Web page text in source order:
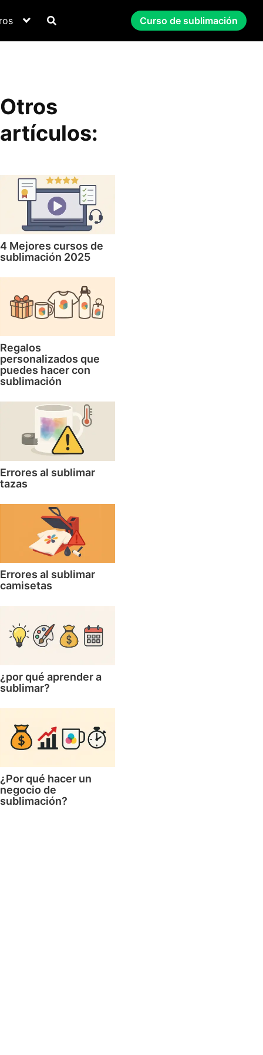
Curso de sublimación
Otros
artículos:
4 Mejores cursos de
sublimación 2025
Regalos
personalizados que
puedes hacer con
sublimación
Errores al sublimar
tazas
Errores al sublimar
camisetas
¿por qué aprender a
sublimar?
¿Por qué hacer un
negocio de
sublimación?